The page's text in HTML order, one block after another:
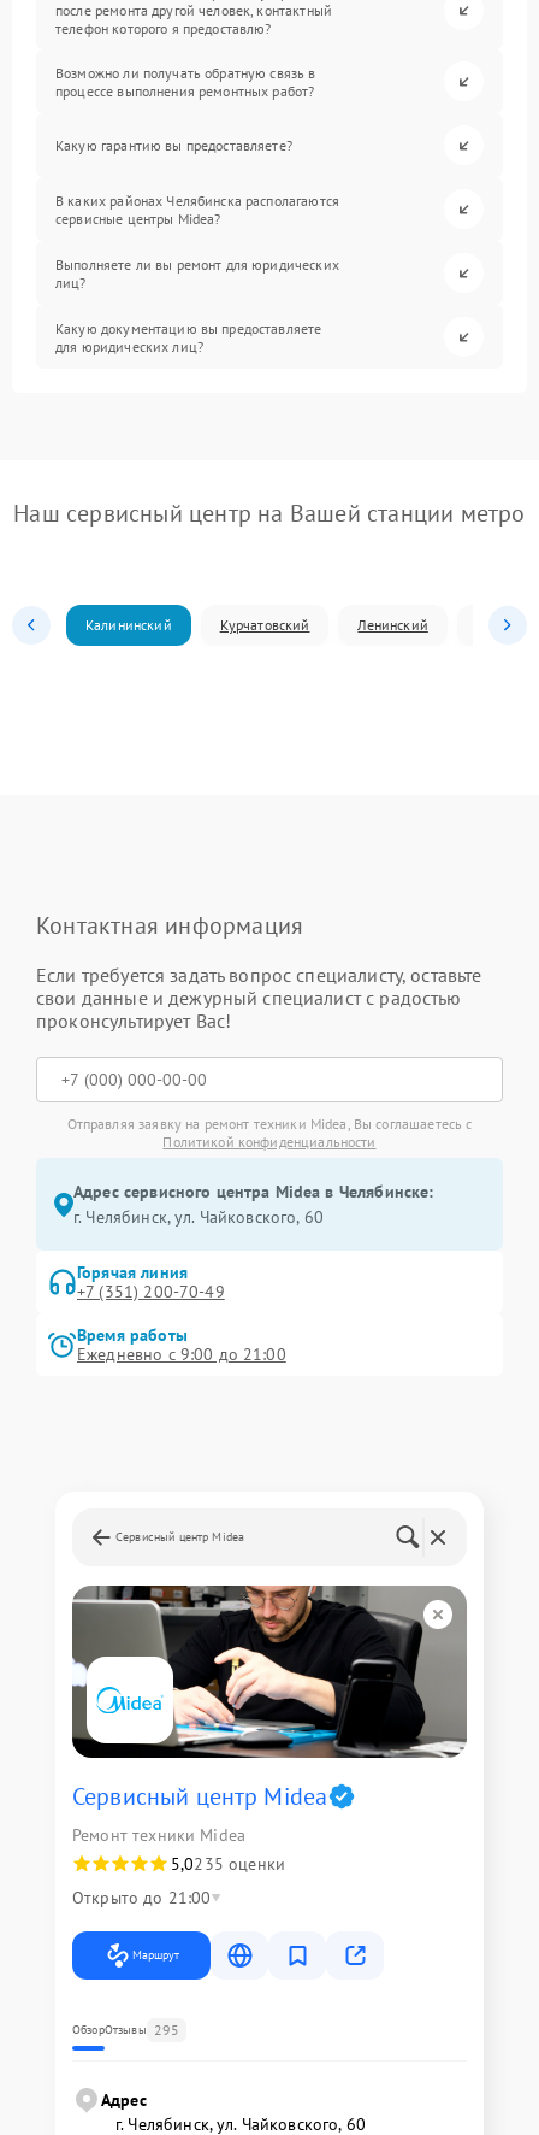
после ремонта другой человек, контактный
телефон которого я предоставлю?
Возможно ли получать обратную связь в
процессе выполнения ремонтных работ?
Какую гарантию вы предоставляете?
В каких районах Челябинска располагаются
сервисные центры Midea?
Выполняете ли вы ремонт для юридических
лиц?
Какую документацию вы предоставляете
для юридических лиц?
Наш сервисный центр на Вашей станции метро
Калининский Курчатовский Ленинский
Контактная информация
Если требуется задать вопрос специалисту, оставьте
свои данные и дежурный специалист с радостью
проконсультирует Вас!
Отправляя заявку на ремонт техники Midea, Вы соглашаетесь с
Политикой конфиденциальности
Адрес сервисного центра Midea в Челябинске:
г. Челябинск, ул. Чайковского, 60
Горячая линия
+7 (351) 200-70-49
Время работы
Ежедневно с 9:00 до 21:00
Сервисный центр Midea
Сервисный центр Midea
Ремонт техники Midea
5,0235 оценки
Открыто до 21:00
Маршрут
ОбзорОтзывы 295
Адрес
г. Челябинск, ул. Чайковского, 60